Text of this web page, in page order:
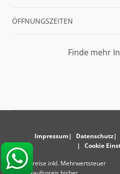
ÖFFNUNGSZEITEN
Finde mehr
Impressum Datenschutz
Cookie
* Alle Preise inkl. Mehrwertsteuer